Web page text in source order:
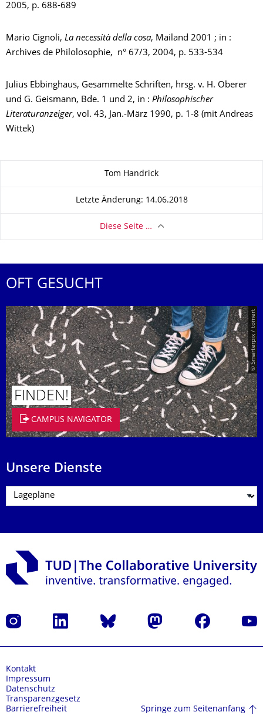
2005, p. 688-689
Mario Cignoli, La necessità della cosa, Mailand 2001 ; in :
Archives de Philolosophie, n° 67/3, 2004, p. 533-534
Julius Ebbinghaus, Gesammelte Schriften, hrsg. v. H. Oberer
und G. Geismann, Bde. 1 und 2, in : Philosophischer
Literaturanzeiger, vol. 43, Jan.-März 1990, p. 1-8 (mit Andreas
Wittek)
Tom Handrick
Letzte Änderung: 14.06.2018
Diese Seite …
OFT GESUCHT
© Smarterpix / tomert
FINDEN!
CAMPUS NAVIGATOR
Unsere Dienste
Instagram LinkedIn Bluesky Mastodon Facebook
Kontakt
Impressum
Datenschutz
Transparenzgesetz
Barrierefreiheit
Springe zum Seitenanfang